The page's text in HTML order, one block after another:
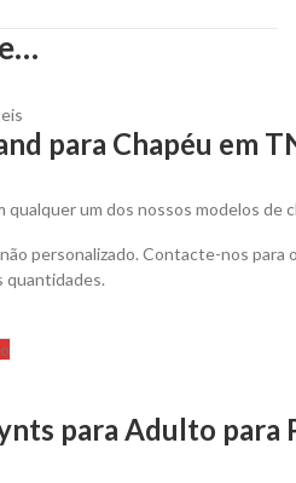
para Chapéu em
qualquer um dos nossos modelos de
personalizado. Contacte-nos para
quantidades.
para Adulto para